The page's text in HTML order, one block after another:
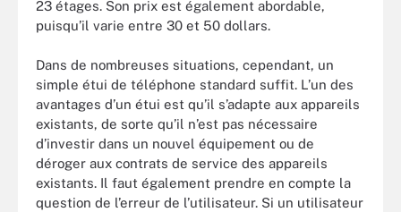
23 étages. Son prix est également abordable,
puisqu’il varie entre 30 et 50 dollars.
Dans de nombreuses situations, cependant, un
simple étui de téléphone standard suffit. L’un des
avantages d’un étui est qu’il s’adapte aux appareils
existants, de sorte qu’il n’est pas nécessaire
d’investir dans un nouvel équipement ou de
déroger aux contrats de service des appareils
existants. Il faut également prendre en compte la
question de l’erreur de l’utilisateur. Si un utilisateur